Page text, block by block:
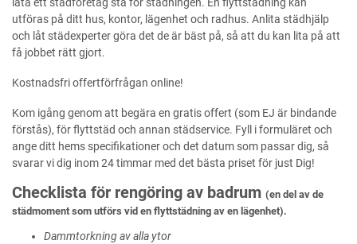
utföras på ditt hus, kontor, lägenhet och radhus. Anlita städhjälp
och låt städexperter göra det de är bäst på, så att du kan lita på att
få jobbet rätt gjort.
Kostnadsfri offertförfrågan online!
Kom igång genom att begära en gratis offert (som EJ är bindande
förstås), för flyttstäd och annan städservice. Fyll i formuläret och
ange ditt hems specifikationer och det datum som passar dig, så
svarar vi dig inom 24 timmar med det bästa priset för just Dig!
Checklista för rengöring av badrum (en del av de
städmoment som utförs vid en flyttstädning av en lägenhet).
Dammtorkning av alla ytor